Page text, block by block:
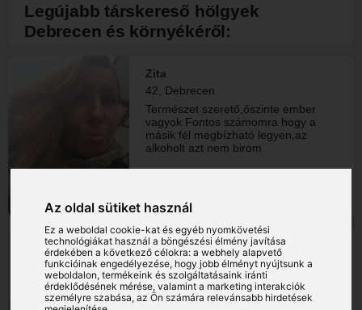
Az oldal sütiket használ
Ez a weboldal cookie-kat és egyéb nyomkövetési
technológiákat használ a böngészési élmény javítása
érdekében a következő célokra:a webhely alapvető
funkcióinak engedélyezése, hogy jobb élményt nyújtsunk a
weboldalon,termékeink és szolgáltatásaink iránti
érdeklődésének mérése, valamint a marketing interakciók
személyre szabása,az Ön számára relevánsabb hirdetések
Legújabb társkereső hölgyek
Debrecen és környékéről:
Zita
42, Debrecen
Természet szerető,őszinte ember
vagyok Fontos számomra hogy a
másik fél megbízható legyen,az
alkoholt azt nem birom
Kata
62, Debrecen
Én vagyok a házisárkány. 😀
Életvidám,házias vagyok. Szeretek